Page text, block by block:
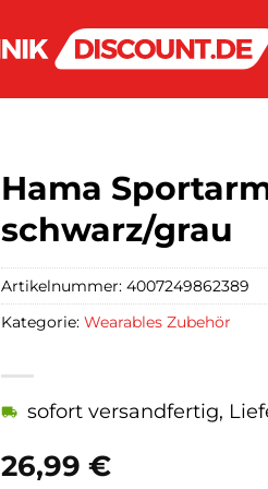
Hama
schwarz/grau
26,99 €
sofort versandfertig,
Artikelnummer: 4007249862389
Kategorie: Wearables Zubehör